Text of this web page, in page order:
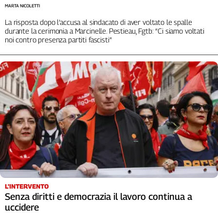
La risposta dopo l’accusa al sindacato di aver voltato le spalle
durante la cerimonia a Marcinelle. Pestieau, Fgtb: “Ci siamo voltati
noi contro presenza partiti fascisti”
MARTA NICOLETTI
L'INTERVENTO
Senza diritti e democrazia il lavoro continua a
uccidere